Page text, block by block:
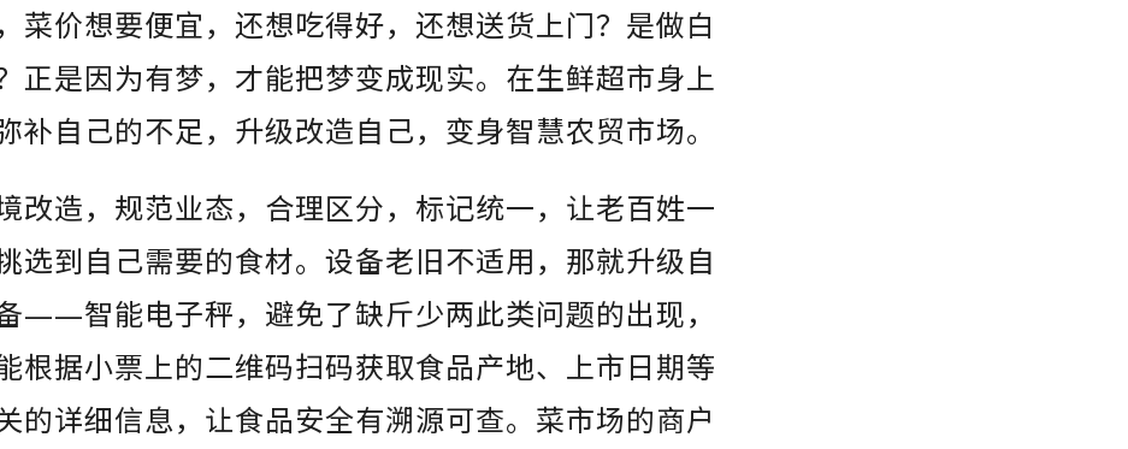
菜价想要便宜，还想吃得好，还想送货上门？是做白
正是因为有梦，才能把梦变成现实。在生鲜超市身上
补自己的不足，升级改造自己，变身智慧农贸市场。
改造，规范业态，合理区分，标记统一，让老百姓一
选到自己需要的食材。设备老旧不适用，那就升级自
——智能电子秤，避免了缺斤少两此类问题的出现，
根据小票上的二维码扫码获取食品产地、上市日期等
的详细信息，让食品安全有溯源可查。菜市场的商户